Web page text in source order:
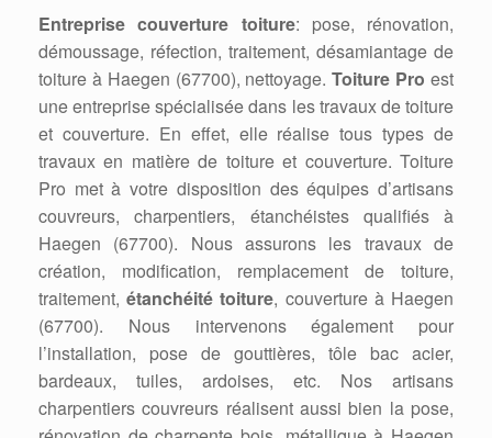
Entreprise couverture toiture: pose, rénovation,
démoussage, réfection, traitement, désamiantage de
toiture à Haegen (67700), nettoyage.Toiture Pro est
une entreprise spécialisée dans les travaux de toiture
et couverture. En effet, elle réalise tous types de
travaux en matière de toiture et couverture. Toiture
Pro met à votre disposition des équipes d’artisans
couvreurs, charpentiers, étanchéistes qualifiés à
Haegen (67700). Nous assurons les travaux de
création, modification, remplacement de toiture,
traitement,étanchéité toiture, couverture à Haegen
(67700). Nous intervenons également pour
l’installation, pose de gouttières, tôle bac acier,
bardeaux, tuiles, ardoises, etc. Nos artisans
charpentiers couvreurs réalisent aussi bien la pose,